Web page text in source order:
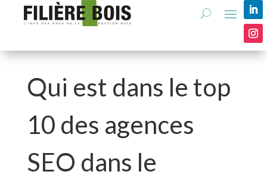
Qui est dans le top
10 des agences
SEO dans le